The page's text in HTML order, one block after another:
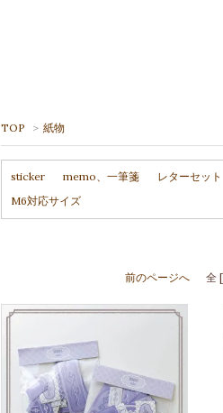
TOP > 紙物
sticker memo、一筆箋 レターセット
M6対応サイズ
前のページへ 全